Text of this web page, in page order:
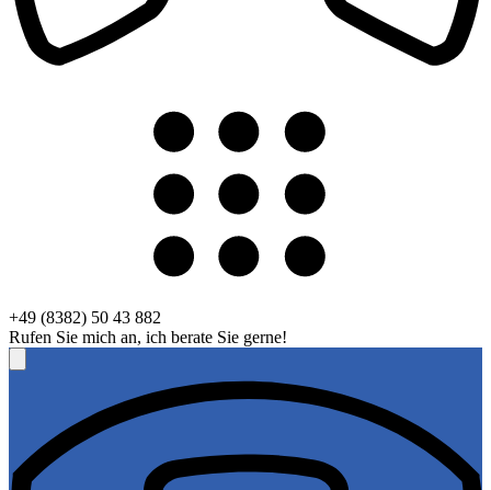
+49 (8382) 50 43 882
Rufen Sie mich an, ich berate Sie gerne!